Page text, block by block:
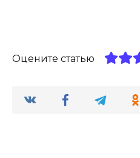
Оцените статью